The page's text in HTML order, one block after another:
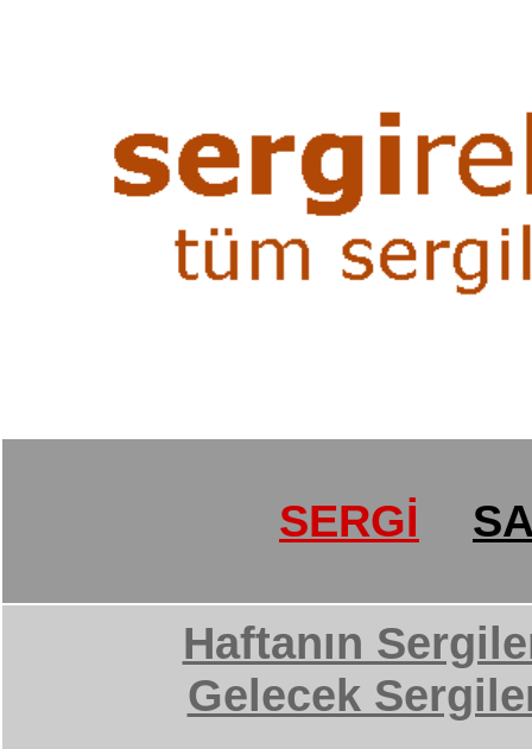
SERGİ
Haftanın
Gelecek